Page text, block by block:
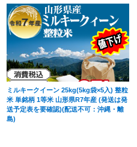
ミルキークイーン 25kg(5kg袋×5入) 整粒
米 単銘柄 1等米 山形県R7年産 (発送は発
送予定表を要確認)(配送不可：沖縄・離
島)